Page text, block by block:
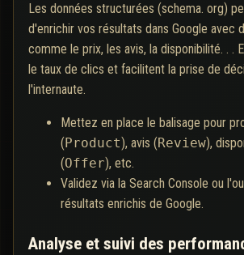
Les données structurées (schema. org)
d'enrichir vos résultats dans Google avec
comme le prix, les avis, la disponibilité. . .
le taux de clics et facilitent la prise de
l'internaute.
Mettez en place le balisage pour
( Product), avis (Review),
(Offer), etc.
Validez via la Search Console ou
résultats enrichis de Google.
Analyse et suivi des